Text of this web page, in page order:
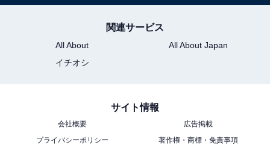
関連サービス
All About
All About Japan
イチオシ
サイト情報
会社概要
広告掲載
プライバシーポリシー
著作権・商標・免責事項